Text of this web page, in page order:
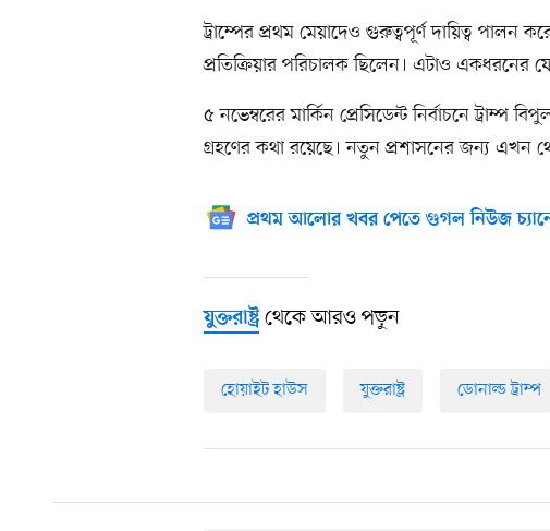
ট্রাম্পের প্রথম মেয়াদেও গুরুত্বপূর্ণ দায়িত্ব
প্রতিক্রিয়ার পরিচালক ছিলেন। এটাও একধরনের
৫ নভেম্বরের মার্কিন প্রেসিডেন্ট নির্বাচনে
গ্রহণের কথা রয়েছে। নতুন প্রশাসনের জন্য এখন
প্রথম আলোর খবর পেতে গুগল নিউজ
যুক্তরাষ্ট্রথেকে আরও পড়ুন
হোয়াইট হাউস যুক্তরাষ্ট্র ডোনাল্ড ট্রাম্প